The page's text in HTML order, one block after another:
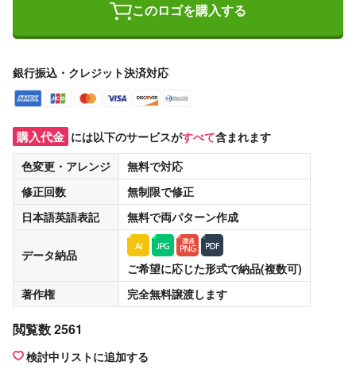
このロゴを購入する
銀行振込・クレジット決済対応
購入代金 には以下のサービスがすべて含まれます
色変更・アレンジ
無料で対応
修正回数
無制限で修正
日本語英語表記
無料で両パターン作成
データ納品
ご希望に応じた形式で納品(複数可)
著作権
完全無料譲渡します
閲覧数 2561
検討中リストに追加する